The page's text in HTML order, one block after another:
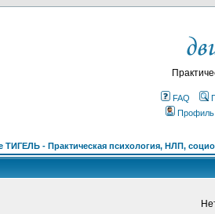
FAQ
Профиль
- Практическая психология, НЛП,